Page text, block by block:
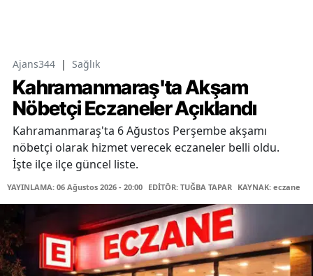
Ajans344 | Sağlık
Kahramanmaraş'ta Akşam
Nöbetçi Eczaneler Açıklandı
Kahramanmaraş'ta 6 Ağustos Perşembe akşamı
nöbetçi olarak hizmet verecek eczaneler belli oldu.
İşte ilçe ilçe güncel liste.
YAYINLAMA: 06 Ağustos 2026 - 20:00 EDİTÖR: TUĞBA TAPAR KAYNAK: eczane